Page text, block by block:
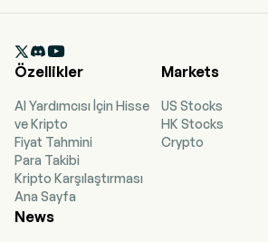

Özellikler
AI Yardımcısı İçin Hisse
ve Kripto
Fiyat Tahmini
Para Takibi
Kripto Karşılaştırması
Ana Sayfa
Markets
US Stocks
HK Stocks
Crypto
News